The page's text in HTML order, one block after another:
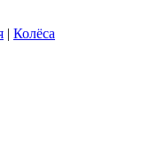
| Колёса